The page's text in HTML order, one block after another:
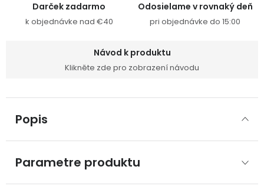
Darček zadarmo
k objednávke nad €40
Odosielame v rovnaký deň
pri objednávke do 15:00
Návod k produktu
Klikněte zde pro zobrazení návodu
Popis
Parametre produktu